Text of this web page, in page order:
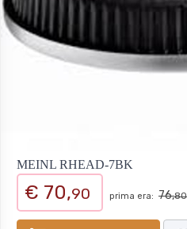
MEINL RHEAD-7BK
€ 70,90 prima era: 76,80